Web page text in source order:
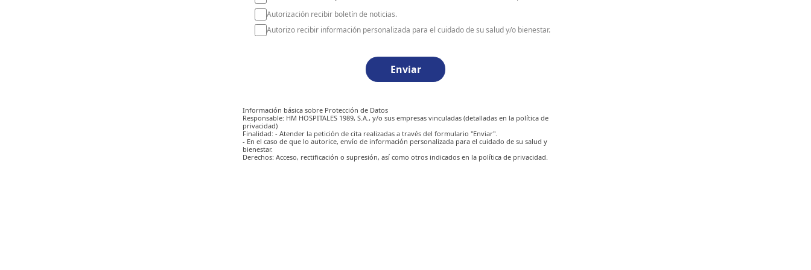
Autorización recibir boletín de noticias.
Autorizo recibir información personalizada para el cuidado de su salud y/o bienestar.
Enviar
Información básica sobre Protección de Datos
Responsable: HM HOSPITALES 1989, S.A., y/o sus empresas vinculadas (detalladas en la política de
privacidad)
Finalidad: - Atender la petición de cita realizadas a través del formulario "Enviar".
- En el caso de que lo autorice, envío de información personalizada para el cuidado de su salud y
bienestar.
Derechos: Acceso, rectificación o supresión, así como otros indicados en la política de privacidad.